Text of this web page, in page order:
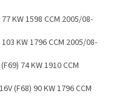
KW 1598 CCM 2005/08-
KW 1796 CCM 2005/08-
74 KW 1910 CCM
(F68) 90 KW 1796 CCM